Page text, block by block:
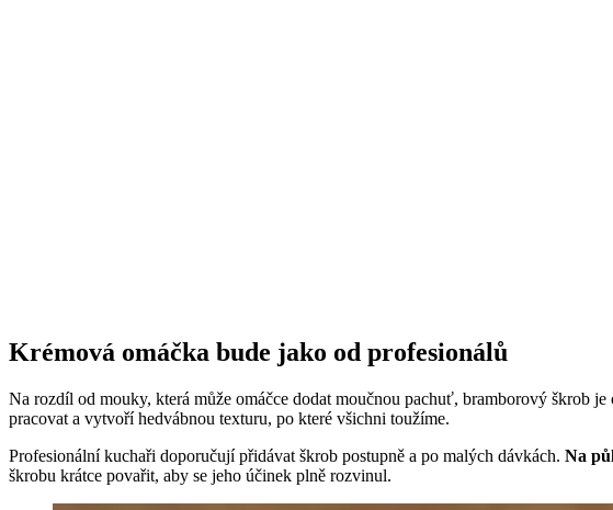
Krémová omáčka bude jako od profesionálů
Na rozdíl od mouky, která může omáčce dodat moučnou pachuť, bramborový škrob
pracovat a vytvoří hedvábnou texturu, po které všichni toužíme.
Profesionální kuchaři doporučují přidávat škrob postupně a po malých dávkách. Na
škrobu krátce povařit, aby se jeho účinek plně rozvinul.